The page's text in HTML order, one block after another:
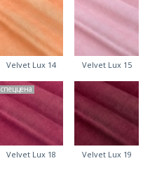
Velvet Lux 14 Velvet Lux 15
спеццена
Velvet Lux 18 Velvet Lux 19